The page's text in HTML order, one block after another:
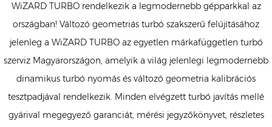
WiZARD TURBO rendelkezik a legmodernebb gépparkkal az
országban! Változó geometriás turbó szakszerű felújításához
jelenleg a WiZARD TURBO az egyetlen márkafüggetlen turbó
szerviz Magyarországon, amelyik a világ jelenlegi legmodernebb
dinamikus turbó nyomás és változó geometria kalibrációs
tesztpadjával rendelkezik. Minden elvégzett turbó javítás mellé
gyárival megegyező garanciát, mérési jegyzőkönyvet, részletes